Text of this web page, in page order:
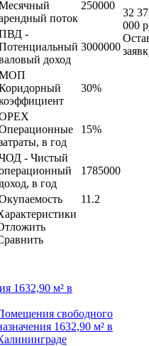
поток
250000
-
доход
3000000
30%
в год
15%
- Чистый
доход, в год
1785000
11.2
32
000
1632,90 м² в
свободного
1632,90 м² в